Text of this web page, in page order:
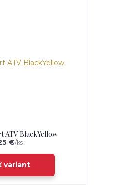
ATV BlackYellow
€/ks
variant